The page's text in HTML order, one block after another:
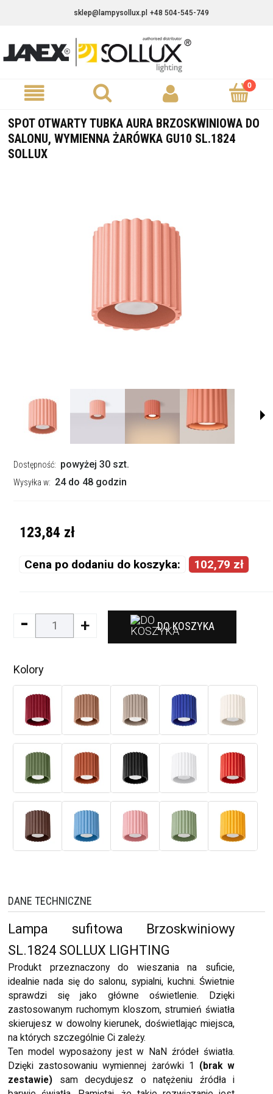
sklep@lampysollux.pl +48 504-545-749
SPOT OTWARTY TUBKA AURA BRZOSKWINIOWA DO
SALONU, WYMIENNA ŻARÓWKA GU10 SL.1824
SOLLUX
Dostępność: powyżej 30 szt.
Wysyłka w: 24 do 48 godzin
123,84 zł
Cena po dodaniu do koszyka: 102,79 zł
- + DO KOSZYKA
Kolory
DANE TECHNICZNE
Lampa sufitowa Brzoskwiniowy
SL.1824 SOLLUX LIGHTING
Produkt przeznaczony do wieszania na suficie,
idealnie nada się do salonu, sypialni, kuchni. Świetnie
sprawdzi się jako główne oświetlenie. Dzięki
zastosowanym ruchomym kloszom, strumień światła
skierujesz w dowolny kierunek, doświetlając miejsca,
na których szczególnie Ci zależy.
Ten model wyposażony jest w NaN źródeł światła.
Dzięki zastosowaniu wymiennej żarówki 1 (brak w
zestawie) sam decydujesz o natężeniu źródła i